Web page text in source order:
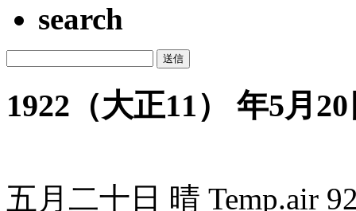
search
1922（大正11） 年5月
五月二十日 晴 Temp.air